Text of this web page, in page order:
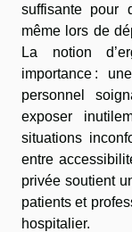
suffisante pour
même lors de
La notion
importance :
personnel
exposer
situations
entre
privée soutient
patients et
hospitalier.